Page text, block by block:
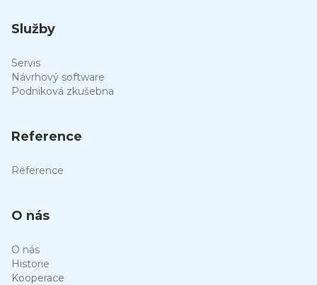
Služby
Servis
Návrhový software
Podniková zkušebna
Reference
Reference
O nás
O nás
Historie
Kooperace